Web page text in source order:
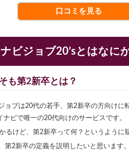
口コミを見る
ビジョブ20’sとはなに
も第2新卒とは？
ョブは20代の若手、第2新卒の方向けに
ナビで唯一の20代向けのサービスです。
るけど、第2新卒って何？というように
第2新卒の定義を説明したいと思います。